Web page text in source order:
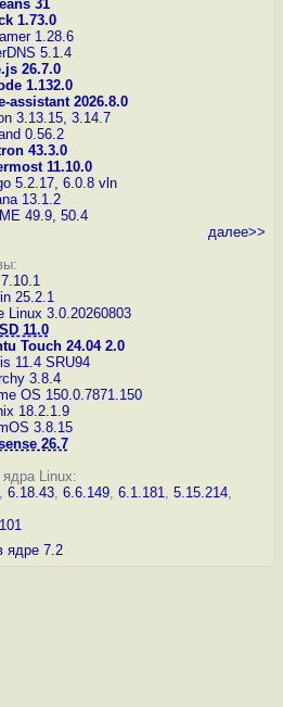
31
1.73.0
1.28.6
5.1.4
26.7.0
1.132.0
assistant 2026.8.0
3.13.15, 3.14.7
0.56.2
43.3.0
11.10.0
5.2.17, 6.0.8 vln
13.1.2
49.9, 50.4
далее>>
25.2.1
Linux 3.0.20260803
11.0
Touch 24.04 2.0
11.4 SRU94
3.8.4
OS 150.0.7871.150
18.2.1.9
3.8.15
26.7
Linux:
6.18.43, 6.6.149, 6.1.181, 5.15.214,
ядре 7.2